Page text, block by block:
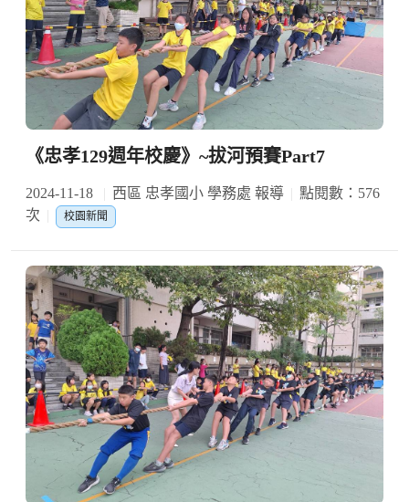
《忠孝129週年校慶》~拔河預賽Part7
2024-11-18 西區 忠孝國小 學務處 報導
點閱數：576
次
校園新聞